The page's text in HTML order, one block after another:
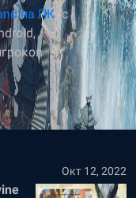
на ПК с
Окт 12, 2022